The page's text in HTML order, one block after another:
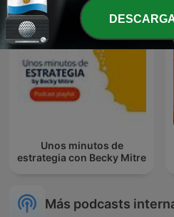
Unos minutos de
estrategia con Becky Mitre
Más podcasts